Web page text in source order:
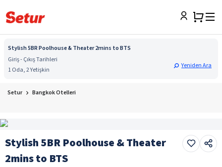
Stylish 5BR Poolhouse & Theater 2mins to BTS
Giriş - Çıkış Tarihleri
1 Oda, 2 Yetişkin
Yeniden Ara
Setur Bangkok Otelleri
Stylish 5BR Poolhouse & Theater
2mins to BTS